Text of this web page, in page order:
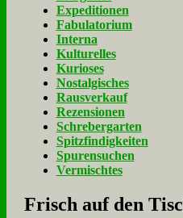
Expeditionen
Fabulatorium
Interna
Kulturelles
Kurioses
Nostalgisches
Rausverkauf
Rezensionen
Schrebergarten
Spitzfindigkeiten
Spurensuchen
Vermischtes
Frisch auf den